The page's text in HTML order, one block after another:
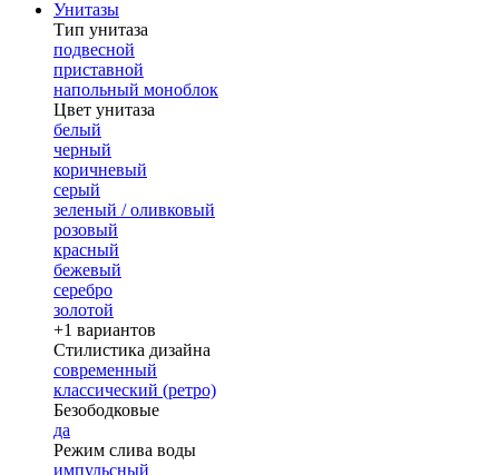
Унитазы
Тип унитаза
подвесной
приставной
напольный моноблок
Цвет унитаза
белый
черный
коричневый
серый
зеленый / оливковый
розовый
красный
бежевый
серебро
золотой
+1 вариантов
Стилистика дизайна
современный
классический (ретро)
Безободковые
да
Режим слива воды
импульсный